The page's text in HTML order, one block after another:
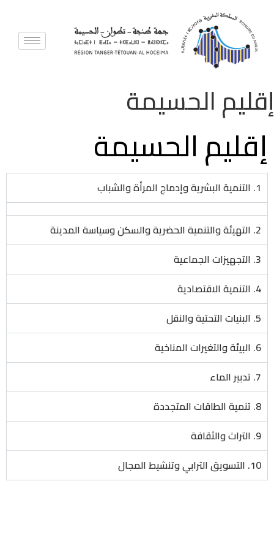
إقليم الحسيمة
إقليم الحسيمة
1. التنمية البشرية وإدماج المرأة والشباب
2. التهيئة والتنمية الحضرية والسكن وسياسة المدينة
3. التجهيزات الجماعية
4. التنمية الاقتصادية
5. البنيات التحتية والنقل
6. البيئة والتغيرات المناخية
7. تدبير الماء
8. تنمية الطاقات المتجددة
9. التراث والثقافة
10. التسويق الترابي وتنشيط المجال